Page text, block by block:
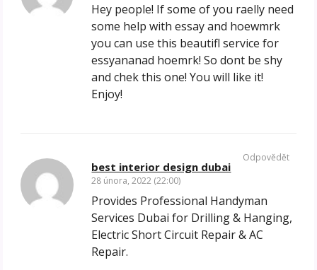
Hey people! If some of you raelly need
some help with essay and hoewmrk
you can use this beautifl service for
essyananad hoemrk! So dont be shy
and chek this one! You will like it!
Enjoy!
best interior design dubai
28 února, 2022 (22:00)
Provides Professional Handyman
Services Dubai for Drilling & Hanging,
Electric Short Circuit Repair & AC
Repair.
Odpovědět